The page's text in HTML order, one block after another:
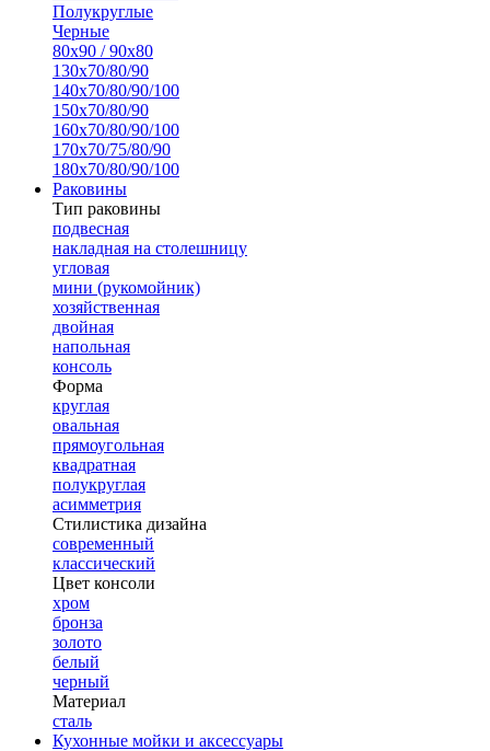
Полукруглые
Черные
80х90 / 90х80
130х70/80/90
140х70/80/90/100
150х70/80/90
160х70/80/90/100
170х70/75/80/90
180х70/80/90/100
Раковины
Тип раковины
подвесная
накладная на столешницу
угловая
мини (рукомойник)
хозяйственная
двойная
напольная
консоль
Форма
круглая
овальная
прямоугольная
квадратная
полукруглая
асимметрия
Стилистика дизайна
современный
классический
Цвет консоли
хром
бронза
золото
белый
черный
Материал
сталь
Кухонные мойки и аксессуары